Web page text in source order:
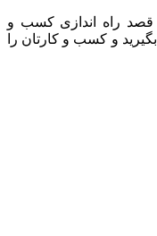
قصد راه اندازی کسب و
و کسب و کارتان را